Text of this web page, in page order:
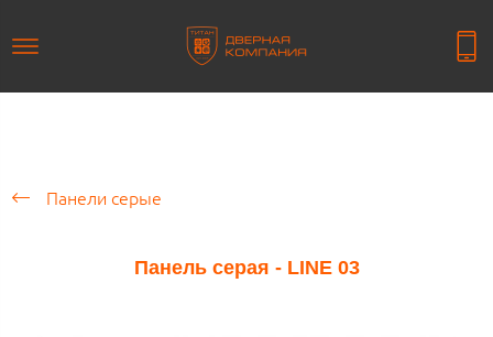
Панели серые
Панель серая - LINE 03